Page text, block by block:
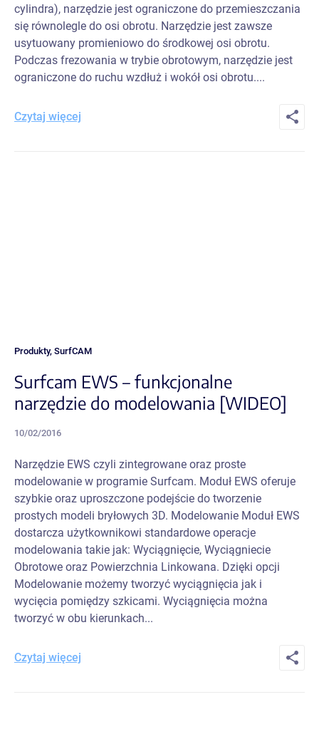
cylindra), narzędzie jest ograniczone do przemieszczania
się równolegle do osi obrotu. Narzędzie jest zawsze
usytuowany promieniowo do środkowej osi obrotu.
Podczas frezowania w trybie obrotowym, narzędzie jest
ograniczone do ruchu wzdłuż i wokół osi obrotu....
Czytaj więcej
Produkty, SurfCAM
Surfcam EWS – funkcjonalne
narzędzie do modelowania [WIDEO]
10/02/2016
Narzędzie EWS czyli zintegrowane oraz proste
modelowanie w programie Surfcam. Moduł EWS oferuje
szybkie oraz uproszczone podejście do tworzenie
prostych modeli bryłowych 3D. Modelowanie Moduł EWS
dostarcza użytkownikowi standardowe operacje
modelowania takie jak: Wyciągnięcie, Wyciągniecie
Obrotowe oraz Powierzchnia Linkowana. Dzięki opcji
Modelowanie możemy tworzyć wyciągnięcia jak i
wycięcia pomiędzy szkicami. Wyciągnięcia można
tworzyć w obu kierunkach...
Czytaj więcej